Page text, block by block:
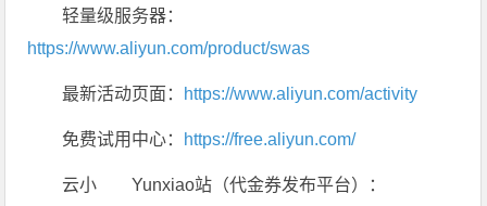
轻量级服务器：
https://www.aliyun.com/product/swas
最新活动页面： https://www.aliyun.com/activity
免费试用中心： https://free.aliyun.com/
云小 Yunxiao站（代金券发布平台）：